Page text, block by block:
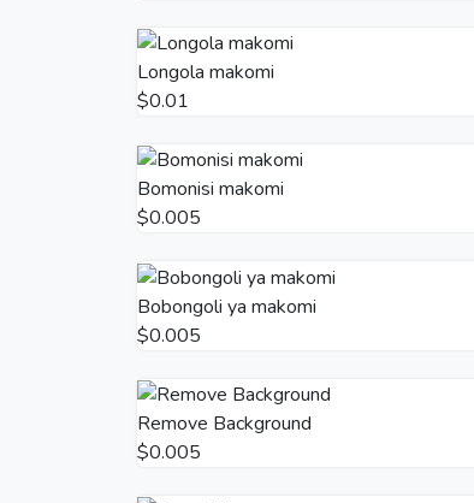
Longola makomi
$0.01
Bomonisi makomi
$0.005
Bobongoli ya makomi
$0.005
Remove Background
$0.005